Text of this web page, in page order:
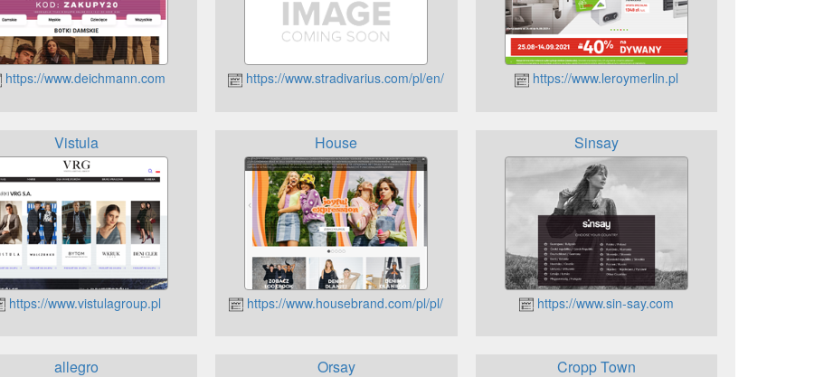
https://www.deichmann.com https://www.stradivarius.com/pl/en/ https://www.leroymerlin.pl
Vistula
https://www.vistulagroup.pl
House
https://www.housebrand.com/pl/pl/
Sinsay
https://www.sin-say.com
allegro Orsay Cropp Town